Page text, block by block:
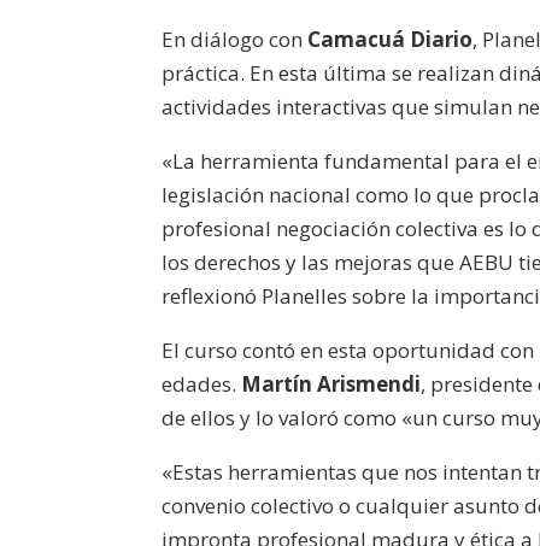
En diálogo con Camacuá Diario,
práctica. En esta última se realizan
actividades interactivas que simulan
«La herramienta fundamental para el
legislación nacional como lo que
profesional negociación colectiva es
los derechos y las mejoras que AEBU
reflexionó Planelles sobre la
El curso contó en esta oportunidad
edades. Martín Arismendi, presidente
de ellos y lo valoró como «un curso
«Estas herramientas que nos intentan
convenio colectivo o cualquier asunto
impronta profesional madura y ética a